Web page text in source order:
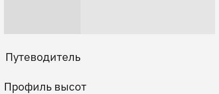
Путеводитель
Профиль высот